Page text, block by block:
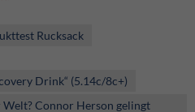
Rucksack
Drink“ (5.14c/8c+)
Connor Herson gelingt